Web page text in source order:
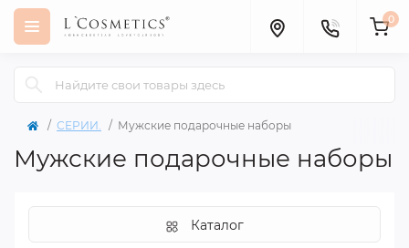
0
СЕРИИ. Мужские подарочные наборы
Мужские подарочные наборы
Каталог